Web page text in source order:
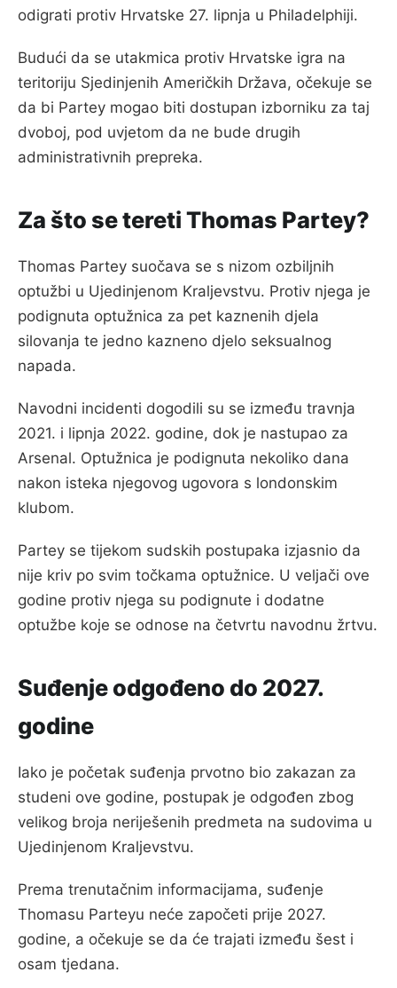
odigrati protiv Hrvatske 27. lipnja u Philadelphiji.
Budući da se utakmica protiv Hrvatske igra na
teritoriju Sjedinjenih Američkih Država, očekuje se
da bi Partey mogao biti dostupan izborniku za taj
dvoboj, pod uvjetom da ne bude drugih
administrativnih prepreka.
Za što se tereti Thomas Partey?
Thomas Partey suočava se s nizom ozbiljnih
optužbi u Ujedinjenom Kraljevstvu. Protiv njega je
podignuta optužnica za pet kaznenih djela
silovanja te jedno kazneno djelo seksualnog
napada.
Navodni incidenti dogodili su se između travnja
2021. i lipnja 2022. godine, dok je nastupao za
Arsenal. Optužnica je podignuta nekoliko dana
nakon isteka njegovog ugovora s londonskim
klubom.
Partey se tijekom sudskih postupaka izjasnio da
nije kriv po svim točkama optužnice. U veljači ove
godine protiv njega su podignute i dodatne
optužbe koje se odnose na četvrtu navodnu žrtvu.
Suđenje odgođeno do 2027.
godine
Iako je početak suđenja prvotno bio zakazan za
studeni ove godine, postupak je odgođen zbog
velikog broja neriješenih predmeta na sudovima u
Ujedinjenom Kraljevstvu.
Prema trenutačnim informacijama, suđenje
Thomasu Parteyu neće započeti prije 2027.
godine, a očekuje se da će trajati između šest i
osam tjedana.